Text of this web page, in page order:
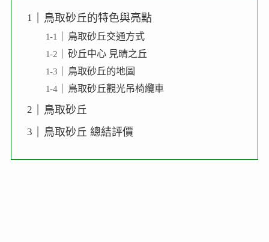
鳥取砂丘的特色與亮點
鳥取砂丘交通方式
砂丘中心 見晴之丘
鳥取砂丘的地圖
鳥取砂丘觀光吊椅纜車
鳥取砂丘
鳥取砂丘 總結評價